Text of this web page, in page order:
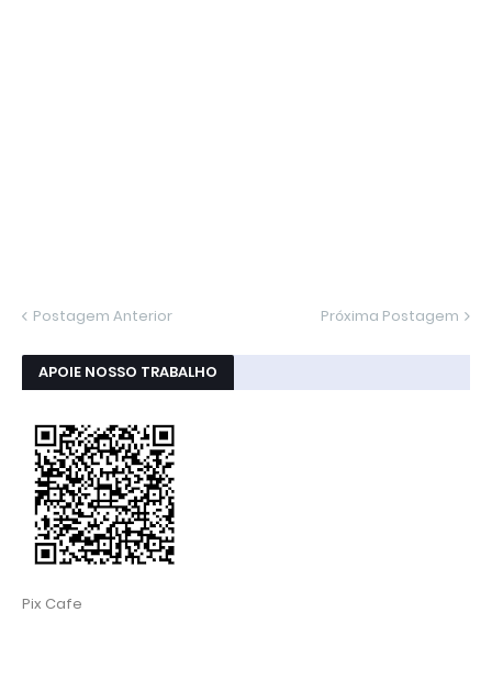
Postagem Anterior Próxima Postagem
APOIE NOSSO TRABALHO
Pix Cafe